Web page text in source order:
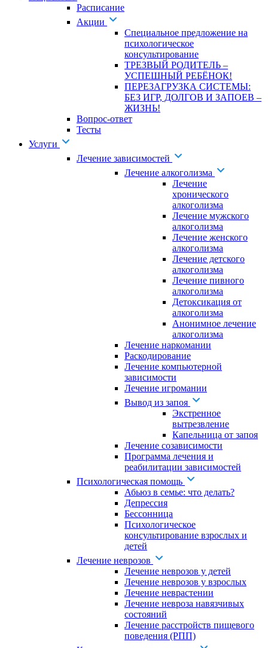
Расписание
Акции
Специальное предложение на
психологическое
консультирование
ТРЕЗВЫЙ РОДИТЕЛЬ –
УСПЕШНЫЙ РЕБЁНОК!
ПЕРЕЗАГРУЗКА СИСТЕМЫ:
БЕЗ ИГР, ДОЛГОВ И ЗАПОЕВ –
ЖИЗНЬ!
Вопрос-ответ
Тесты
Услуги
Лечение зависимостей
Лечение алкоголизма
Лечение
хронического
алкоголизма
Лечение мужского
алкоголизма
Лечение женского
алкоголизма
Лечение детского
алкоголизма
Лечение пивного
алкоголизма
Детоксикация от
алкоголизма
Анонимное лечение
алкоголизма
Лечение наркомании
Раскодирование
Лечение компьютерной
зависимости
Лечение игромании
Вывод из запоя
Экстренное
вытрезвление
Капельница от запоя
Лечение созависимости
Программа лечения и
реабилитации зависимостей
Психологическая помощь
Абьюз в семье: что делать?
Депрессия
Бессонница
Психологическое
консультирование взрослых и
детей
Лечение неврозов
Лечение неврозов у детей
Лечение неврозов у взрослых
Лечение неврастении
Лечение невроза навязчивых
состояний
Лечение расстройств пищевого
поведения (РПП)